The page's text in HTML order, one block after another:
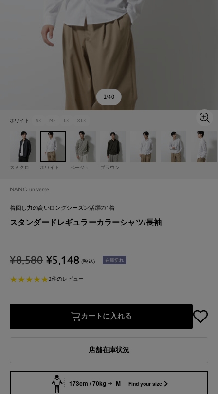
2/40
ホワイト S× M× L× XL×
ズ
イ
ン
スミクロ
ホワイト ベージュ ブラウン
NANO universe
着回し力の高いロングシーズン活躍の1着
スタンダードレギュラーカラーシャツ/長袖
通
価
¥8,580 セ
ル
格
¥5,148 (税込) 在庫切れ
★★★★★
★★★★★2件のレビュー
カートに入れる
店舗在庫状況
173cm / 70kg M Find your size